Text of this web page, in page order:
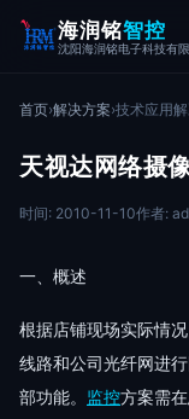
海润铭智控
沈阳海润铭电子科技有
首页›解决方案›技术应用
天视达网络摄
时间: 2010-11-10作者:
一、概述
根据店铺现场实际情
线路和公司光纤网进
部功能。 监控方案需